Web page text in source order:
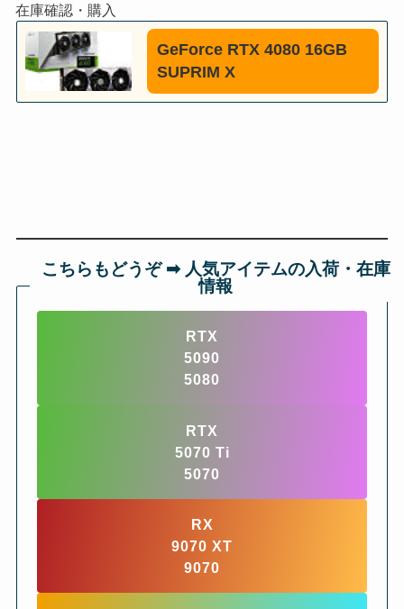
GeForce RTX 4080 16GB
SUPRIM X
こちらもどうぞ ➡︎ 人気アイテムの入荷・在庫
情報
RTX
5090
5080
RTX
5070 Ti
5070
RX
9070 XT
9070